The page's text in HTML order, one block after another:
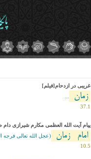
غریبی در ازدحام[فیلم]
زمان
37.1
پیام آیت الله العظمی مکارم شیرازی
امام زمان
(عجل الله تعالی فرجه
10.5